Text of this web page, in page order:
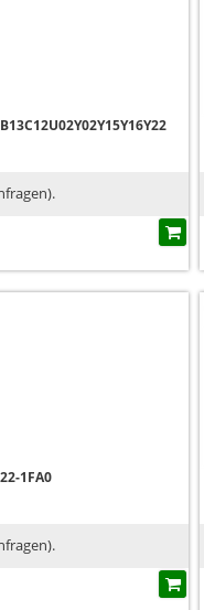
1FA0